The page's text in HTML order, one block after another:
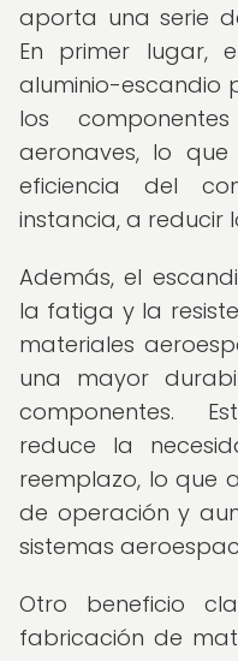
aporta una serie
En primer lugar,
aluminio-escandio
los
aeronaves, lo
eficiencia del
instancia, a reducir
Además, el
la fatiga y la
materiales
una mayor
componentes.
reduce la
reemplazo, lo que
de operación y
sistemas
Otro beneficio
fabricación de